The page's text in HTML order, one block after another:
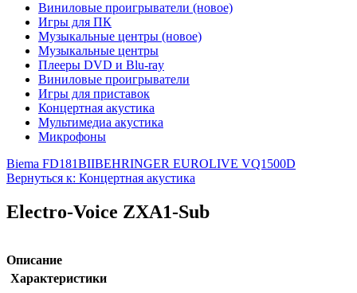
Виниловые проигрыватели (новое)
Игры для ПК
Музыкальные центры (новое)
Музыкальные центры
Плееры DVD и Blu-ray
Виниловые проигрыватели
Игры для приставок
Концертная акустика
Мультимедиа акустика
Микрофоны
Biema FD181BIIBEHRINGER EUROLIVE VQ1500D
Вернуться к: Концертная акустика
Electro-Voice ZXA1-Sub
Описание
Характеристики